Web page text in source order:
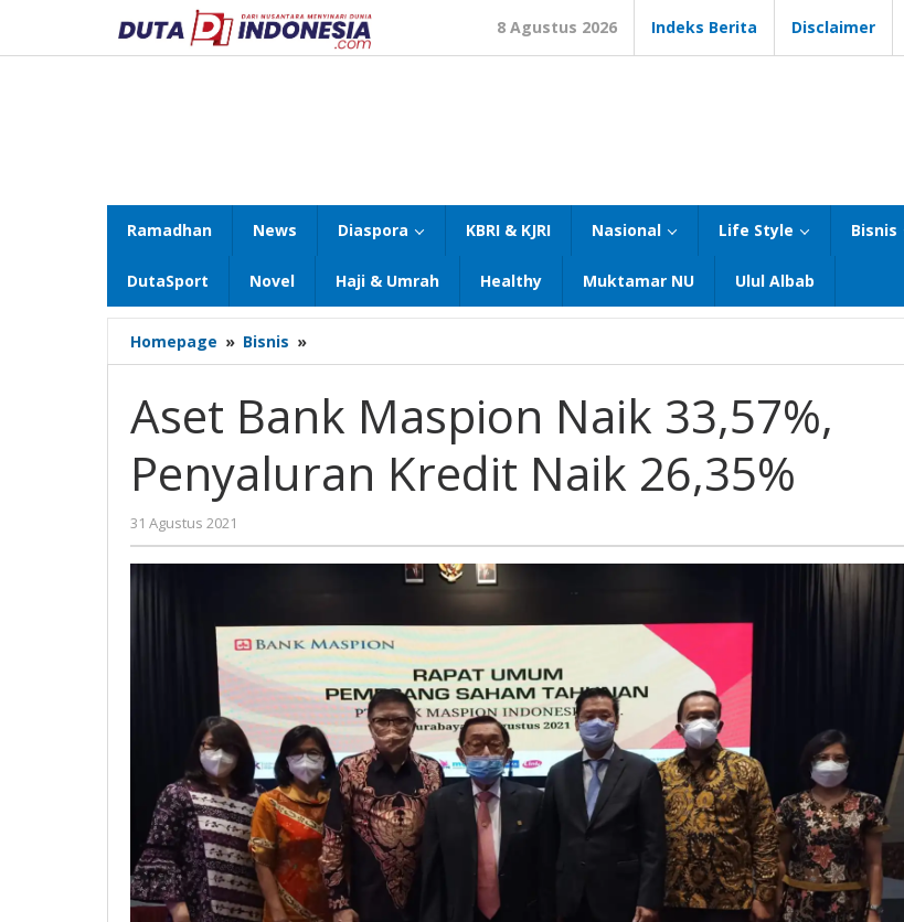
konten
8 Agustus 2026 Indeks Berita Disclaimer
Ramadhan News Diaspora KBRI & KJRI Nasional Life Style Bisnis
DutaSport Novel Haji & Umrah Healthy Muktamar NU Ulul Albab
Homepage » Bisnis »
Bank
Naik
33,57%,
Penyaluran
Kredit
Aset Bank Maspion Naik 33,57%,
Penyaluran Kredit Naik 26,35%
31 Agustus 2021
Nilna
Niswah